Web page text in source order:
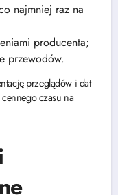
najmniej raz na
producenta;
przewodów.
przeglądów i dat
czasu na